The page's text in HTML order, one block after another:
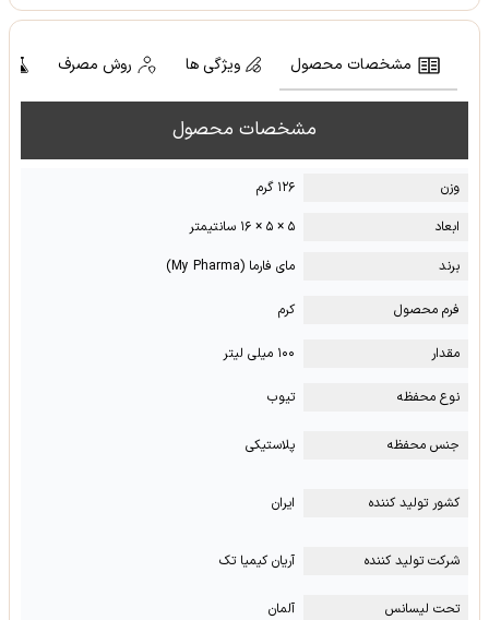
مشخصات محصول ویژگی ها روش مصرف
مشخصات محصول
وزن
۱۲۶ گرم
ابعاد
۵ × ۵ × ۱۶ سانتیمتر
برند
مای فارما (My Pharma)
فرم محصول کرم
مقدار ۱۰۰ میلی لیتر
نوع محفظه تیوب
جنس محفظه پلاستیکی
کشور تولید کننده ایران
شرکت تولید کننده آریان کیمیا تک
تحت لیسانس آلمان